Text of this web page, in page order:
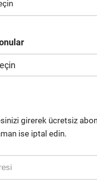
girerek ücretsiz
ise iptal edin.